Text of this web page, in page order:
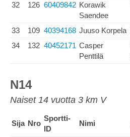
32 126 60409842 Korawik
Saendee
33 109 40394168 Juuso Korpela
34
132 40452171 Casper
Penttilä
N14
Naiset 14 vuotta 3 km V
Sija Nro
Sportti-
ID
Nimi